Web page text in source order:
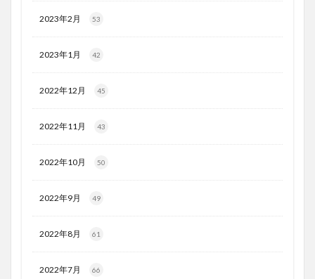
2023年2月 53
2023年1月 42
2022年12月 45
2022年11月 43
2022年10月 50
2022年9月 49
2022年8月 61
2022年7月 66